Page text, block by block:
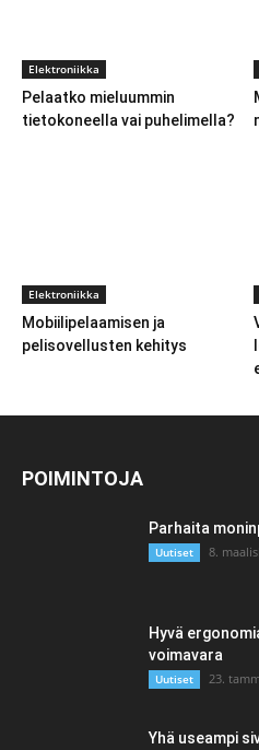
Elektroniikka
Pelaatko mieluummin
tietokoneella vai puhelimella?
Elektroniikka
Mobiilipelaamisen ja
pelisovellusten kehitys
POIMINTOJA
Parhaita
Uutiset 8.
Hyvä
voimavara
Uutiset 23.
Yhä useampi